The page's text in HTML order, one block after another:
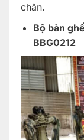
chân.
Bộ bàn
BBG0212